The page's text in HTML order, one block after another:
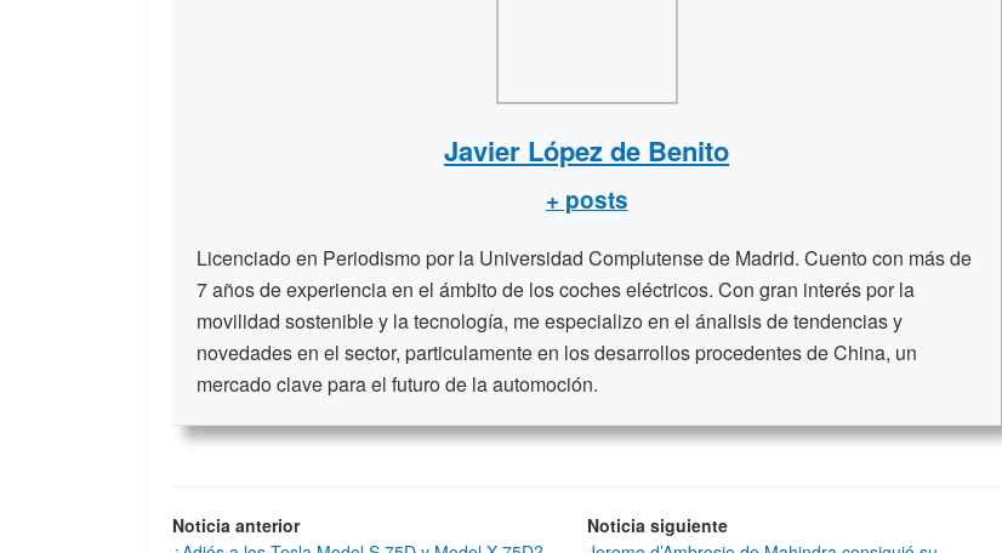
Javier López de Benito
+ posts
Licenciado en Periodismo por la Universidad Complutense de Madrid. Cuento con más de
7 años de experiencia en el ámbito de los coches eléctricos. Con gran interés por la
movilidad sostenible y la tecnología, me especializo en el ánalisis de tendencias y
novedades en el sector, particulamente en los desarrollos procedentes de China, un
mercado clave para el futuro de la automoción.
Noticia anterior
Noticia siguiente